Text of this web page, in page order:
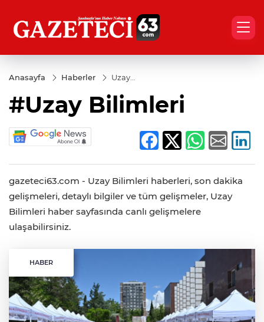
Anasayfa Haberler
Uzay
#Uzay Bilimleri
gazeteci63.com - Uzay Bilimleri haberleri, son dakika
gelişmeleri, detaylı bilgiler ve tüm gelişmeler, Uzay
Bilimleri haber sayfasında canlı gelişmelere
ulaşabilirsiniz.
HABER